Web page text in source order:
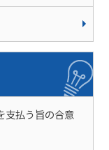
支払う旨の合意